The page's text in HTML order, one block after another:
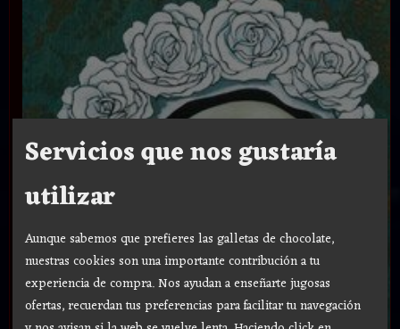
Servicios que nos gustaría
utilizar
Aunque sabemos que prefieres las galletas de chocolate,
nuestras cookies son una importante contribución a tu
experiencia de compra. Nos ayudan a enseñarte jugosas
ofertas, recuerdan tus preferencias para facilitar tu navegación